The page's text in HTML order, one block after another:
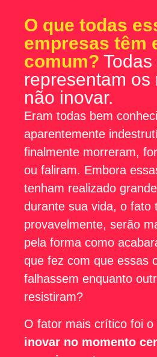
O que todas
empresas têm
comum? Todas
representam os
não inovar.
Eram todas bem
aparentemente
finalmente morreram,
ou faliram. Embora
tenham realizado
durante sua vida, o fato
provavelmente, serão
pela forma como
que fez com que essas
falhassem enquanto
resistiram?
O fator mais crítico foi o
inovar no momento